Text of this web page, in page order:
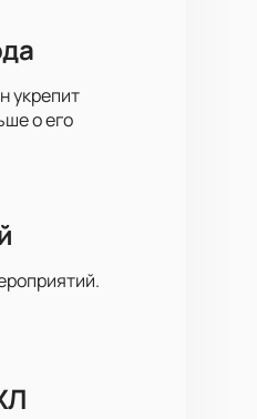
укрепит
о его